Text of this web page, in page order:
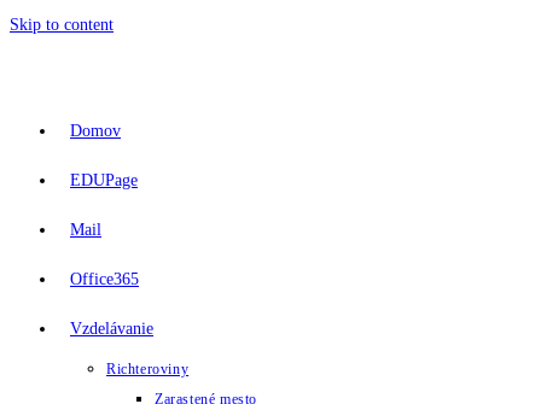
Skip to content
Domov
EDUPage
Mail
Office365
Vzdelávanie
Richteroviny
Zarastené mesto